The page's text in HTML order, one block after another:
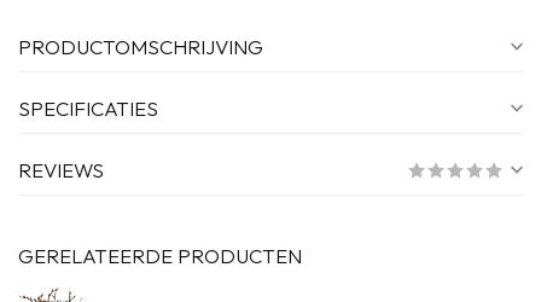
PRODUCTOMSCHRIJVING
SPECIFICATIES
REVIEWS
GERELATEERDE PRODUCTEN